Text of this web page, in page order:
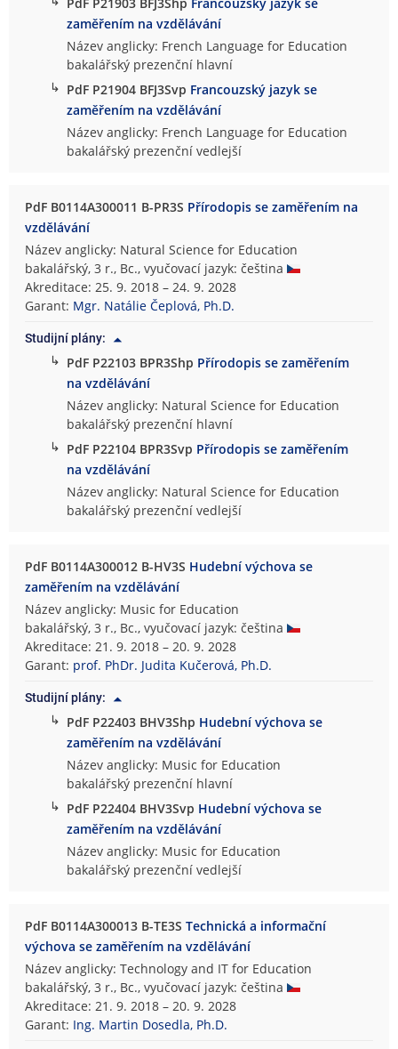
PdF P21903 BFJ3Shp Francouzský jazyk se
zaměřením na vzdělávání
Název anglicky: French Language for Education
bakalářský prezenční hlavní
↳ PdF P21904 BFJ3Svp Francouzský jazyk se
zaměřením na vzdělávání
Název anglicky: French Language for Education
bakalářský prezenční vedlejší
PdF B0114A300011 B-PR3S Přírodopis se zaměřením na
vzdělávání
Název anglicky: Natural Science for Education
bakalářský, 3 r., Bc., vyučovací jazyk: čeština
Akreditace: 25. 9. 2018 – 24. 9. 2028
Garant: Mgr. Natálie Čeplová, Ph.D.
Studijní plány:
↳ PdF P22103 BPR3Shp Přírodopis se zaměřením
na vzdělávání
Název anglicky: Natural Science for Education
bakalářský prezenční hlavní
↳ PdF P22104 BPR3Svp Přírodopis se zaměřením
na vzdělávání
Název anglicky: Natural Science for Education
bakalářský prezenční vedlejší
PdF B0114A300012 B-HV3S Hudební výchova se
zaměřením na vzdělávání
Název anglicky: Music for Education
bakalářský, 3 r., Bc., vyučovací jazyk: čeština
Akreditace: 21. 9. 2018 – 20. 9. 2028
Garant: prof. PhDr. Judita Kučerová, Ph.D.
Studijní plány:
↳ PdF P22403 BHV3Shp Hudební výchova se
zaměřením na vzdělávání
Název anglicky: Music for Education
bakalářský prezenční hlavní
↳ PdF P22404 BHV3Svp Hudební výchova se
zaměřením na vzdělávání
Název anglicky: Music for Education
bakalářský prezenční vedlejší
PdF B0114A300013 B-TE3STechnická a informační
výchova se zaměřením na vzdělávání
Název anglicky: Technology and IT for Education
bakalářský, 3 r., Bc., vyučovací jazyk: čeština
Akreditace: 21. 9. 2018 – 20. 9. 2028
Garant: Ing. Martin Dosedla, Ph.D.